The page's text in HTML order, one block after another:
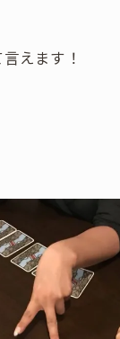
えます！